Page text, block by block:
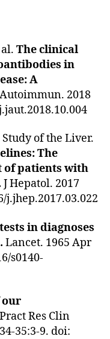
The clinical
in
A
2018
of the Liver.
The
of patients with
J Hepatol. 2017
j.jhep.2017.03.022
in diagnoses
Lancet. 1965 Apr
s0140-
our
Res Clin
35:3-9. doi: